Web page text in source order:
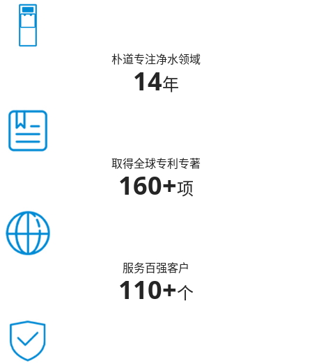
朴道专注净水领域
14年
取得全球专利专著
160+项
服务百强客户
110+个